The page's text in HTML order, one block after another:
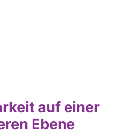
auf einer
Ebene